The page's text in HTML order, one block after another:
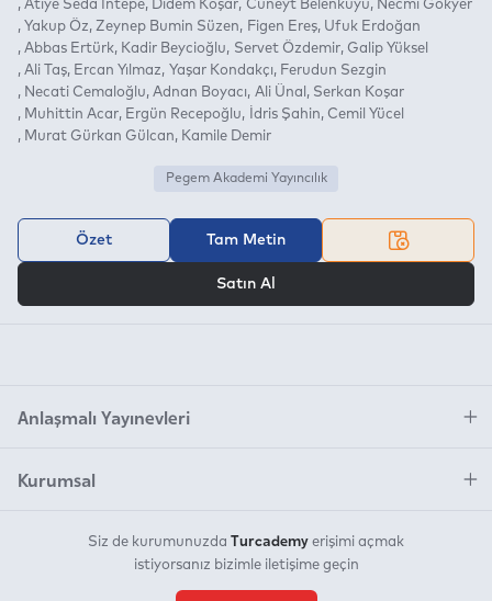
Atiye Seda İntepe
Didem Koşar Cüneyt Belenkuyu
Necmi Gökyer
Yakup Öz Zeynep Bumin Süzen Figen Ereş Ufuk Erdoğan
Abbas Ertürk
Kadir Beycioğlu Servet Özdemir Galip Yüksel
Ali Taş
Ercan Yılmaz Yaşar Kondakçı
Ferudun Sezgin
Necati Cemaloğlu Adnan Boyacı Ali Ünal
Serkan Koşar
Muhittin Acar
Ergün Recepoğlu İdris Şahin
Cemil Yücel
Murat Gürkan Gülcan
Kamile Demir
Pegem Akademi Yayıncılık
Özet Tam Metin
Satın Al
Anlaşmalı Yayınevleri
Kurumsal
Siz de kurumunuzda Turcademy erişimi açmak
istiyorsanız bizimle iletişime geçin